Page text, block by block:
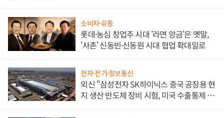
소비자·유통
롯데·농심 창업주 시대 '라면 앙금'은 옛말,
'사촌' 신동빈·신동원 시대 협업 확대일로
전자·전기·정보통신
외신 "삼성전자 SK하이닉스 중국 공장용 현
지 생산 반도체 장비 시험, 미국 수출통제 대